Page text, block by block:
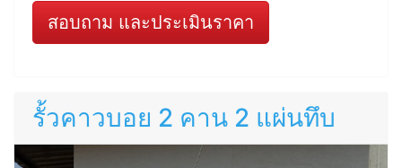
สอบถาม และประเมินราคา
รั้วคาวบอย 2 คาน 2 แผ่นทึบ